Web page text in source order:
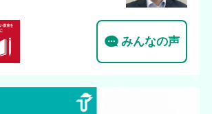
みんなの声